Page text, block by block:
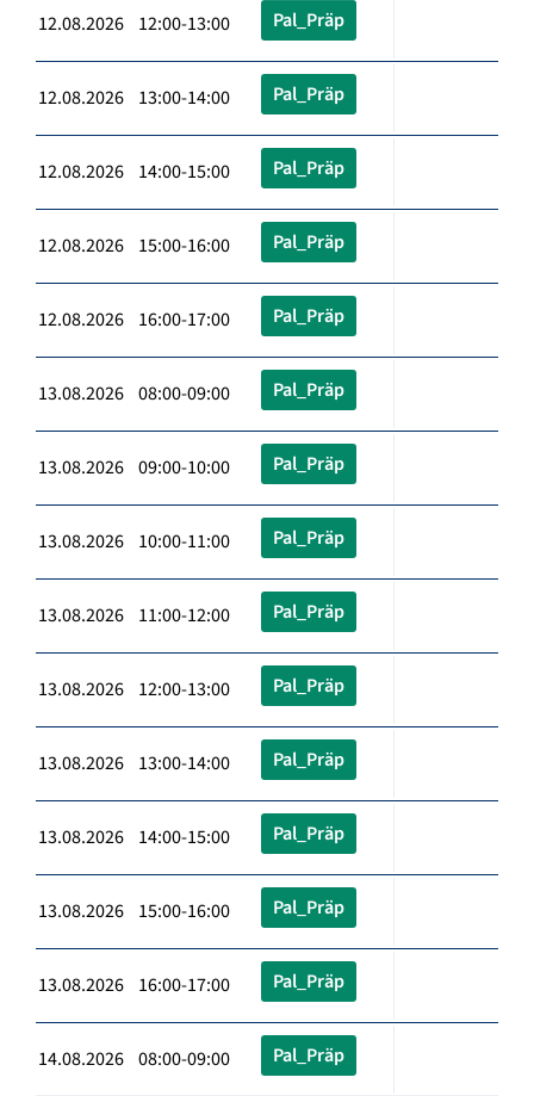
12.08.2026 12:00-13:00 Pal_Präp
12.08.2026 13:00-14:00 Pal_Präp
12.08.2026 14:00-15:00 Pal_Präp
12.08.2026 15:00-16:00 Pal_Präp
12.08.2026 16:00-17:00 Pal_Präp
13.08.2026 08:00-09:00 Pal_Präp
13.08.2026 09:00-10:00 Pal_Präp
13.08.2026 10:00-11:00 Pal_Präp
13.08.2026 11:00-12:00 Pal_Präp
13.08.2026 12:00-13:00 Pal_Präp
13.08.2026 13:00-14:00 Pal_Präp
13.08.2026 14:00-15:00 Pal_Präp
13.08.2026 15:00-16:00 Pal_Präp
13.08.2026 16:00-17:00 Pal_Präp
14.08.2026 08:00-09:00 Pal_Präp